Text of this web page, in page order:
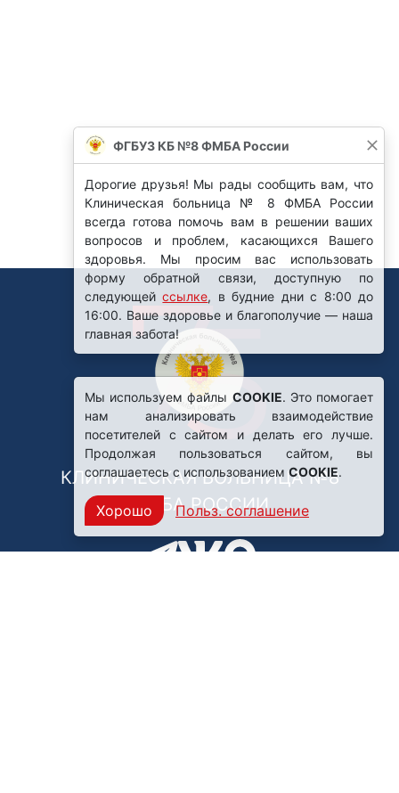
КЛИНИЧЕСКАЯ БОЛЬНИЦА №8
ФМБА РОССИИ
ФГБУЗ КБ №8 ФМБА России
Дорогие друзья! Мы рады сообщить вам, что
Клиническая больница № 8 ФМБА России
всегда готова помочь вам в решении ваших
вопросов и проблем, касающихся Вашего
здоровья. Мы просим вас использовать
форму обратной связи, доступную по
следующейссылке, в будние дни с 8:00 до
16:00. Ваше здоровье и благополучие — наша
главная забота!
Мы используем файлы COOKIE. Это помогает
нам анализировать взаимодействие
посетителей с сайтом и делать его лучше.
Продолжая пользоваться сайтом, вы
соглашаетесь с использованиемCOOKIE.
Хорошо Польз. соглашение